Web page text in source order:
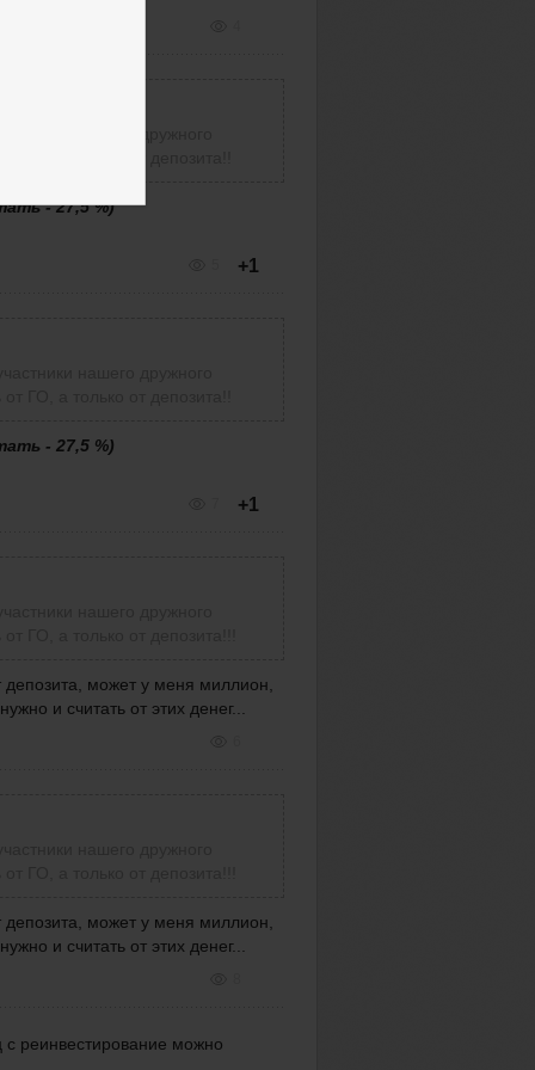
нашего дружного
ГО, а только от депозита!!
- 27,5 %)
+1
- 27,5 %)
+1
депозита, может у меня миллион,
и считать от этих денег...
депозита, может у меня миллион,
и считать от этих денег...
реинвестирование можно